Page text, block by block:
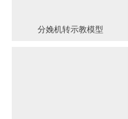
分娩机转示教模型